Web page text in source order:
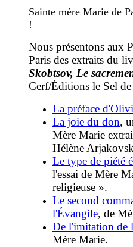
Sainte mère Marie de
!
Nous présentons aux
Paris des extraits du
Skobtsov, Le
Cerf/Éditions le Sel
La préface
La joie du don,
Mère Marie
Hélène
Le type de piété
l'essai de Mère
religieuse ».
Le second
l'Évangile, de
De l'imitation de
Mère Marie.